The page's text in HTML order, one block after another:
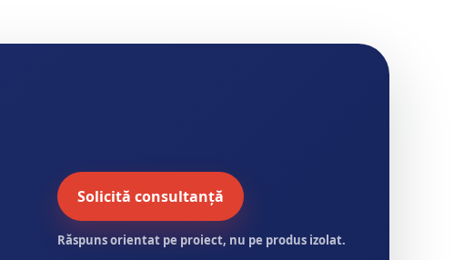
Solicită consultanță
Răspuns orientat pe proiect, nu pe produs izolat.